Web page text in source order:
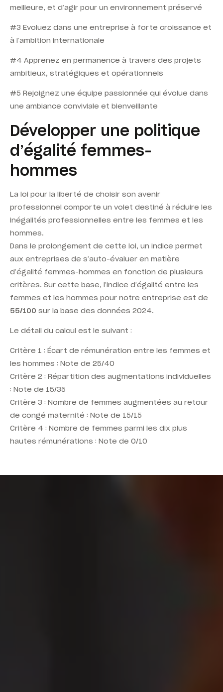
meilleure, et d’agir pour un environnement préservé
#3 Evoluez dans une entreprise à forte croissance et
à l’ambition internationale
#4 Apprenez en permanence à travers des projets
ambitieux, stratégiques et opérationnels
#5 Rejoignez une équipe passionnée qui évolue dans
une ambiance conviviale et bienveillante
Développer une politique
d’égalité femmes-
hommes
La loi pour la liberté de choisir son avenir
professionnel comporte un volet destiné à réduire les
inégalités professionnelles entre les femmes et les
hommes.
Dans le prolongement de cette loi, un indice permet
aux entreprises de s’auto-évaluer en matière
d’égalité femmes-hommes en fonction de plusieurs
critères. Sur cette base, l’indice d’égalité entre les
femmes et les hommes pour notre entreprise est de
55/100 sur la base des données 2024.
Le détail du calcul est le suivant :
Critère 1 : Écart de rémunération entre les femmes et
les hommes : Note de 25/40
Critère 2 : Répartition des augmentations individuelles
: Note de 15/35
Critère 3 : Nombre de femmes augmentées au retour
de congé maternité : Note de 15/15
Critère 4 : Nombre de femmes parmi les dix plus
hautes rémunérations : Note de 0/10